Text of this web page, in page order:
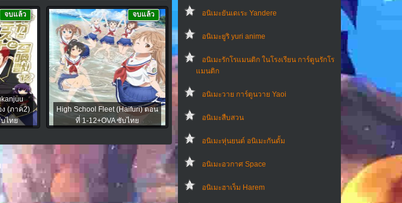
อนิเมะยันเดเระ Yandere
อนิเมะยูริ yuri anime
อนิเมะรักโรแมนติก ในโรงเรียน การ์ตูนรักโร
แมนติก
อนิเมะวาย การ์ตูนวาย Yaoi
อนิเมะสืบสวน
อนิเมะหุ่นยนต์ อนิเมะกันดั้ม
อนิเมะอวกาศ Space
อนิเมะฮาเร็ม Harem
(ภาค2)
ไทย
จบแล้ว
High School Fleet (Haifuri) ตอน
ที่ 1-12+OVA ซับไทย
จบแล้ว